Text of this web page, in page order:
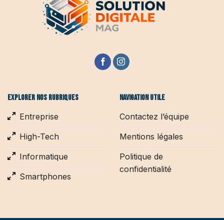
Explorer nos rubriques
Entreprise
High-Tech
Informatique
Smartphones
Navigation utile
Contactez l’équipe
Mentions légales
Politique de
confidentialité